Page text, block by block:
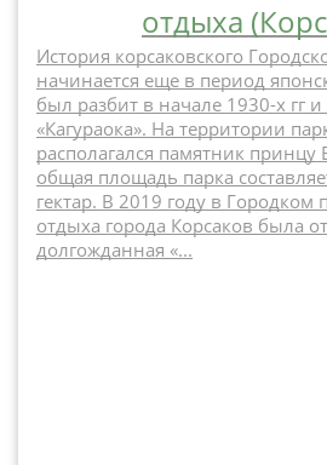
отдыха
История корсаковского
начинается еще в период
был разбит в начале 1930-х гг
«Кагураока». На территории
располагался памятник принцу
общая площадь парка
гектар. В 2019 году в Городком
отдыха города Корсаков была
долгожданная «...